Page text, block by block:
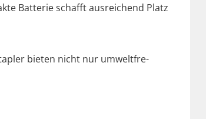
Bat­terie schafft aus­re­ichend Platz
bieten nicht nur umwelt­fre­